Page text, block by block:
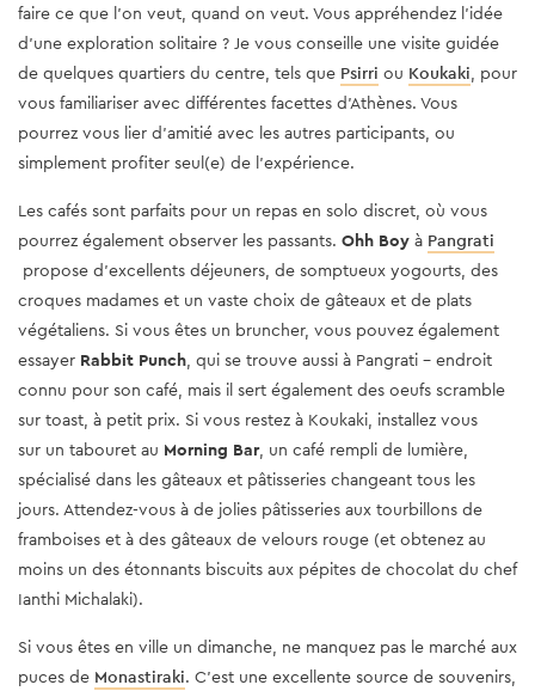
faire ce que l’on veut, quand on veut. Vous appréhendez l’idée
d’une exploration solitaire ? Je vous conseille une visite guidée
de quelques quartiers du centre, tels que Psirri ou Koukaki, pour
vous familiariser avec différentes facettes d’Athènes. Vous
pourrez vous lier d’amitié avec les autres participants, ou
simplement profiter seul(e) de l’expérience.
Les cafés sont parfaits pour un repas en solo discret, où vous
pourrez également observer les passants. Ohh Boy à Pangrati
propose d'excellents déjeuners, de somptueux yogourts, des
croques madames et un vaste choix de gâteaux et de plats
végétaliens. Si vous êtes un bruncher, vous pouvez également
essayer Rabbit Punch, qui se trouve aussi à Pangrati - endroit
connu pour son café, mais il sert également des oeufs scramble
sur toast, à petit prix. Si vous restez à Koukaki, installez vous
sur un tabouret au Morning Bar, un café rempli de lumière,
spécialisé dans les gâteaux et pâtisseries changeant tous les
jours. Attendez-vous à de jolies pâtisseries aux tourbillons de
framboises et à des gâteaux de velours rouge (et obtenez au
moins un des étonnants biscuits aux pépites de chocolat du chef
Ianthi Michalaki).
Si vous êtes en ville un dimanche, ne manquez pas le marché aux
puces de Monastiraki. C’est une excellente source de souvenirs,